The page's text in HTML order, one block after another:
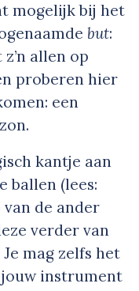
mogelijk bij het
but:
z’n allen op
proberen hier
een
kantje aan
ballen (lees:
de ander
verder van
mag zelfs het
instrument